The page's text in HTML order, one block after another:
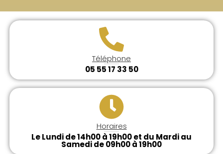
Téléphone
05 55 17 33 50
Horaires
Le Lundi de 14h00 à 19h00 et du Mardi au
Samedi de 09h00 à 19h00